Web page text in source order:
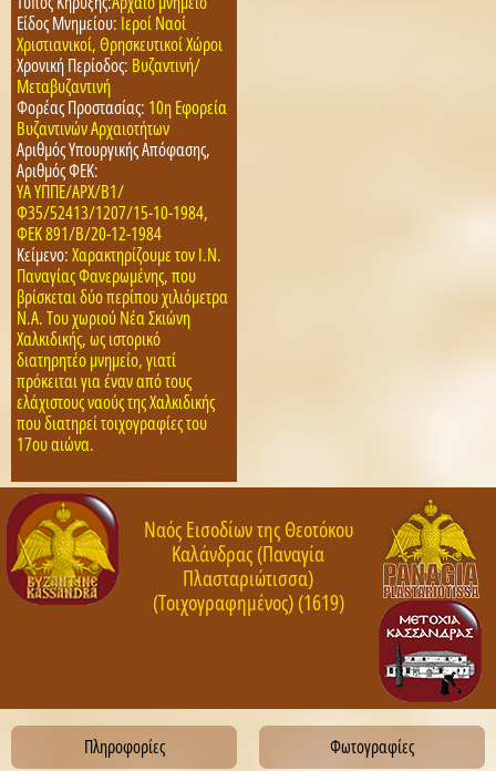
Είδος Μνημείου: Ιεροί Ναοί
Χριστιανικοί, Θρησκευτικοί Χώροι
Χρονική Περίοδος: Βυζαντινή/
Μεταβυζαντινή
Φορέας Προστασίας: 10η Εφορεία
Βυζαντινών Αρχαιοτήτων
Αριθμός Υπουργικής Απόφασης,
Αριθμός ΦΕΚ:
ΥΑ ΥΠΠΕ/ΑΡΧ/Β1/
Φ35/52413/1207/15-10-1984,
ΦΕΚ 891/Β/20-12-1984
Κείμενο:Xαρακτηρίζουμε τον I.N.
Παναγίας Φανερωμένης, που
βρίσκεται δύο περίπου χιλιόμετρα
N.A. Του χωριού Nέα Σκιώνη
Xαλκιδικής, ως ιστορικό
διατηρητέο μνημείο, γιατί
πρόκειται για έναν από τους
ελάχιστους ναούς της Xαλκιδικής
που διατηρεί τοιχογραφίες του
17ου αιώνα.
Ναός Εισοδίων της Θεοτόκου
Καλάνδρας (Παναγία
Πλασταριώτισσα)
(Τοιχογραφημένος) (1619)
Πληροφορίες
Φωτογραφίες